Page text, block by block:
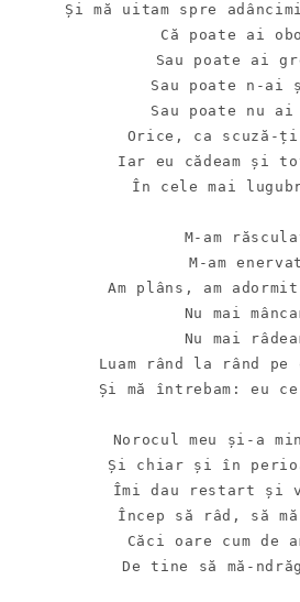
Și mă uitam spre
Că poate ai
Sau poate ai
Sau poate n-ai
Sau poate nu
Orice, ca scuză-ți
Iar eu cădeam și
În cele mai
M-am
M-am enervat
Am plâns, am
Nu mai
Nu mai
Luam rând la rând pe
Și mă întrebam: eu
Norocul meu și-a
Și chiar și în
Îmi dau restart și
Încep să râd, să
Căci oare cum de
De tine să mă-